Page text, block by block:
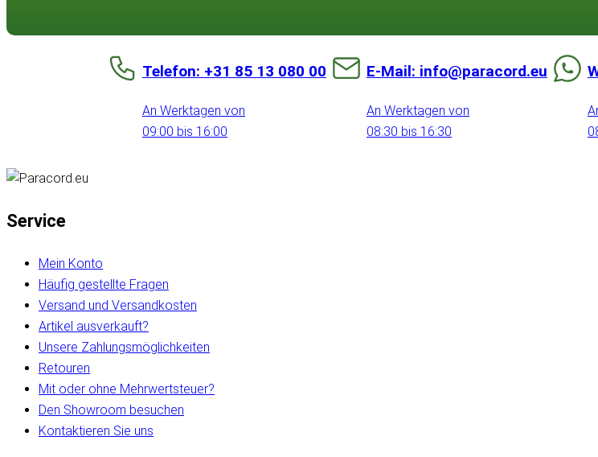
Telefon: +31 85 13 080 00
An Werktagen von
09:00 bis 16:00
E-Mail: info@paracord.eu
An Werktagen von
08:30 bis 16:30
Service
Mein Konto
Häufig gestellte Fragen
Versand und Versandkosten
Artikel ausverkauft?
Unsere Zahlungsmöglichkeiten
Retouren
Mit oder ohne Mehrwertsteuer?
Den Showroom besuchen
Kontaktieren Sie uns